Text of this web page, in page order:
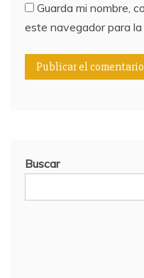
Guarda mi nombre,
este navegador para
Buscar